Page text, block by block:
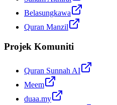
Belasungkawa
Quran Manzil
Projek Komuniti
Quran Sunnah AI
Meem
duaa.my